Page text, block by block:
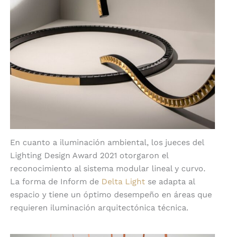
En cuanto a iluminación ambiental, los jueces del
Lighting Design Award 2021 otorgaron el
reconocimiento al sistema modular lineal y curvo.
La forma de Inform de Delta Light se adapta al
espacio y tiene un óptimo desempeño en áreas que
requieren iluminación arquitectónica técnica.